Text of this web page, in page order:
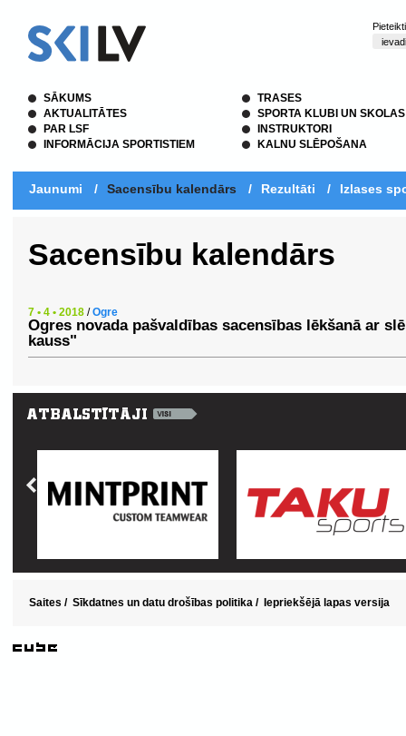
SĀKUMS
AKTUALITĀTES
PAR LSF
INFORMĀCIJA SPORTISTIEM
TRASES
SPORTA KLUBI UN SKOLAS
INSTRUKTORI
KALNU SLĒPOŠANA
Jaunumi / Sacensību kalendārs / Rezultāti / Izlases
Sacensību kalendārs
7 • 4 • 2018 /Ogre
Ogres novada pašvaldības sacensības lēkšanā ar
kauss"
Saites / Sīkdatnes un datu drošības politika / Iepriekšējā lapas versija